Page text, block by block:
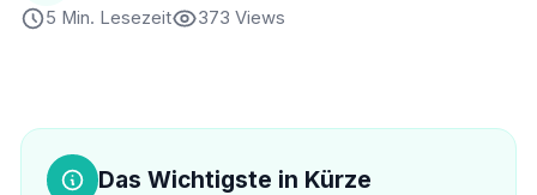
5 Min. Lesezeit
373 Views
Das Wichtigste in Kürze